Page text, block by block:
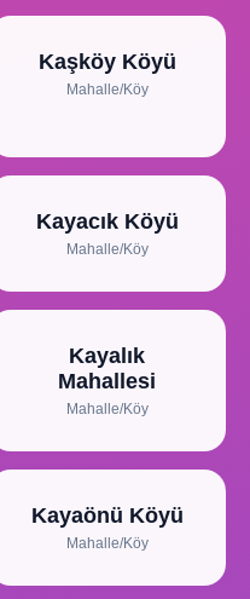
Kaşköy Köyü
Mahalle/Köy
Kayacık Köyü
Mahalle/Köy
Kayalık
Mahallesi
Mahalle/Köy
Kayaönü Köyü
Mahalle/Köy